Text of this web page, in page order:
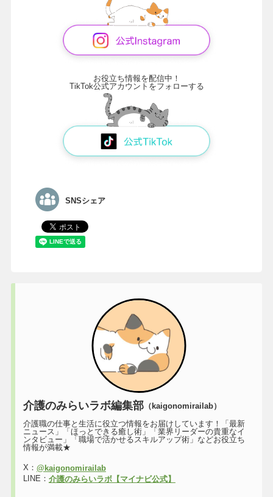
お役立ち情報を配信中！
TikTok公式アカウントをフォローする
SNSシェア
介護のみらいラボ編集部（kaigonomirailab）
介護職の仕事と生活に役立つ情報をお届けしています！「最新
ニュース」「ほっとできる癒し術」「業界リーダーの貴重なイ
ンタビュー」「職場で活かせるスキルアップ術」などお役立ち
情報が満載★
X： @kaigonomirailab
LINE： 介護のみらいラボ【マイナビ公式】